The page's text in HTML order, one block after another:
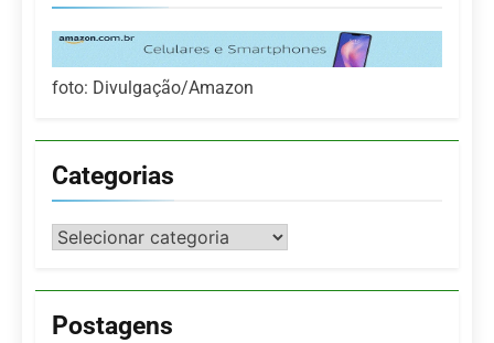
foto: Divulgação/Amazon
Categorias
Categorias
Postagens